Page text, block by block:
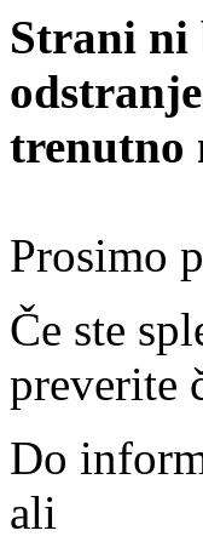
Strani ni
trenutno
Prosimo
Če ste
preverite
Do
ali